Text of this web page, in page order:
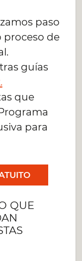
paso
proceso de
guías
que
para
QUE